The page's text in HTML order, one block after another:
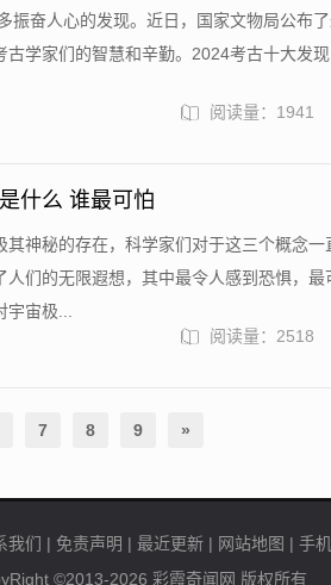
振奋人心的发现。近日，国家文物局公布
古学家们的智慧和辛勤。2024考古十大发
阅读量：1941
什么 谁最可怕
其神秘的存在，科学家们对于这三个概念一
们的无限遐想，其中最令人感到恐惧，最
宙极...
阅读量：2518
7 8 9 »
我们 | 免责声明 | 最近更新 | 网站地图 | 手
©2013-2026 彩霞奇闻网 版权所有